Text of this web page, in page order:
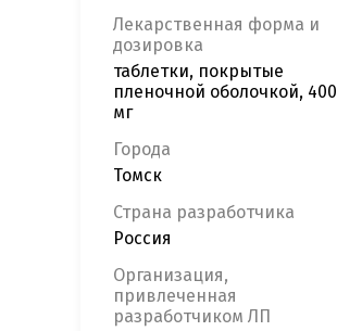
Лекарственная форма и
дозировка
таблетки, покрытые
пленочной оболочкой, 400
мг
Города
Томск
Страна разработчика
Россия
Организация,
привлеченная
разработчиком ЛП